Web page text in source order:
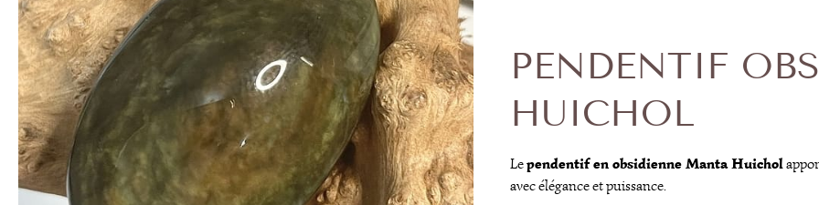
PENDENTIF
HUICHOL
Lependentif en obsidienne Manta Huichol
avec élégance et puissance.